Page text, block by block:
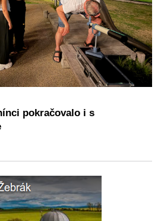
pokračovalo i s